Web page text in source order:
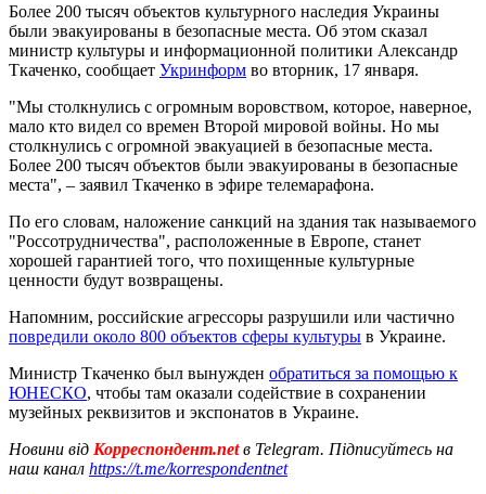
Более 200 тысяч объектов культурного наследия Украины
были эвакуированы в безопасные места. Об этом сказал
министр культуры и информационной политики Александр
Ткаченко, сообщает Укринформ во вторник, 17 января.
"Мы столкнулись с огромным воровством, которое, наверное,
мало кто видел со времен Второй мировой войны. Но мы
столкнулись с огромной эвакуацией в безопасные места.
Более 200 тысяч объектов были эвакуированы в безопасные
места", – заявил Ткаченко в эфире телемарафона.
По его словам, наложение санкций на здания так называемого
"Россотрудничества", расположенные в Европе, станет
хорошей гарантией того, что похищенные культурные
ценности будут возвращены.
Напомним, российские агрессоры разрушили или частично
повредили около 800 объектов сферы культуры в Украине.
Министр Ткаченко был вынужден обратиться за помощью к
ЮНЕСКО, чтобы там оказали содействие в сохранении
музейных реквизитов и экспонатов в Украине.
Новини від Корреспондент.netв Telegram. Підписуйтесь на
наш канал https://t.me/korrespondentnet